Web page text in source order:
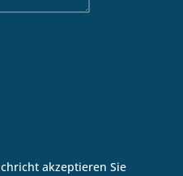
akzeptieren Sie